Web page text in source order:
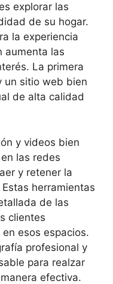
explorar las
de su hogar.
la experiencia
aumenta las
La primera
un sitio web bien
de alta calidad
y videos bien
las redes
y retener la
herramientas
de las
clientes
esos espacios.
profesional y
para realzar
efectiva.